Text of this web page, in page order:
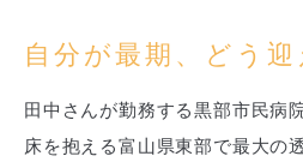
自分が最期、どう
田中さんが勤務する黒部市民病
床を抱える富山県東部で最大の